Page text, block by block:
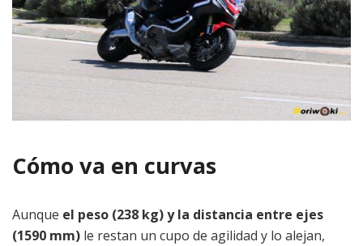
Cómo va en curvas
Aunque el peso (238 kg) y la distancia entre ejes
(1590 mm) le restan un cupo de agilidad y lo alejan,